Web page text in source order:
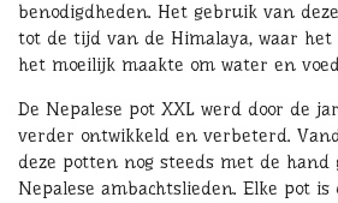
benodigdheden. Het gebruik van
tot de tijd van de Himalaya, waar
het moeilijk maakte om water en
De Nepalese pot XXL werd door de
verder ontwikkeld en verbeterd.
deze potten nog steeds met de hand
Nepalese ambachtslieden. Elke pot